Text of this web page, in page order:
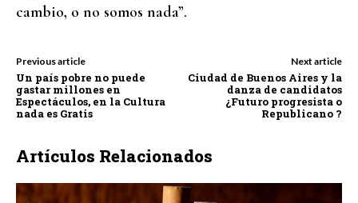
cambio, o no somos nada”.
Previous article
Un país pobre no puede
gastar millones en
Espectáculos, en la Cultura
nada es Gratis
Next article
Ciudad de Buenos Aires y la
danza de candidatos
¿Futuro progresista o
Republicano ?
Artículos Relacionados
ALL ARTÍCULOS